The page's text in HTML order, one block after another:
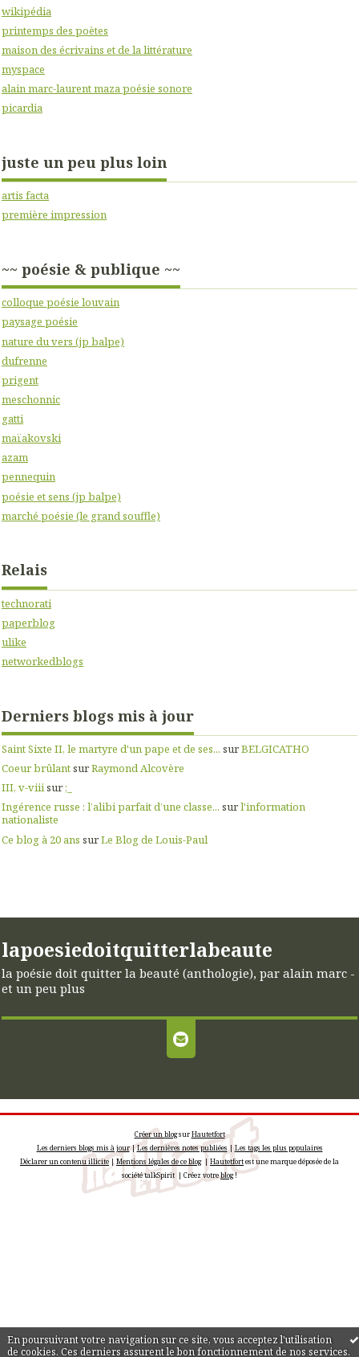
En poursuivant votre navigation sur ce site, vous acceptez l'utilisation
de cookies. Ces derniers assurent le bon fonctionnement de nos services.
wikipédia
printemps des poètes
maison des écrivains et de la littérature
myspace
alain marc-laurent maza poésie sonore
picardia
juste un peu plus loin
artis facta
première impression
~~ poésie & publique ~~
colloque poésie louvain
paysage poésie
nature du vers (jp balpe)
dufrenne
prigent
meschonnic
gatti
maïakovski
azam
pennequin
poésie et sens (jp balpe)
marché poésie (le grand souffle)
Relais
technorati
paperblog
ulike
networkedblogs
Derniers blogs mis à jour
Saint Sixte II, le martyre d'un pape et de ses... surBELGICATHO
Coeur brûlantsurRaymond Alcovère
III, v-viiisur;_
Ingérence russe : l’alibi parfait d’une classe... surl'information
nationaliste
Ce blog à 20 ans surLe Blog de Louis-Paul
lapoesiedoitquitterlabeaute
la poésie doit quitter la beauté (anthologie), par alain marc -
et un peu plus
Créer un blogsurHautetfort
Les derniers blogs mis à jour|Les dernières notes publiées |Les tags les plus populaires
Déclarer un contenu illicite|Mentions légales de ce blog| Hautetfortest une marque déposée de la
société talkSpirit | Créez votreblog!